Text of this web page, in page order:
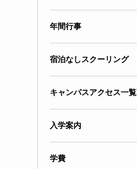
年間行事
宿泊なしスクーリング
キャンパスアクセス一覧
入学案内
学費